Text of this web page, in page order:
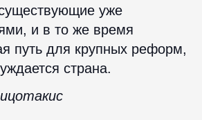
уже
и в то же время
путь для крупных реформ,
страна.